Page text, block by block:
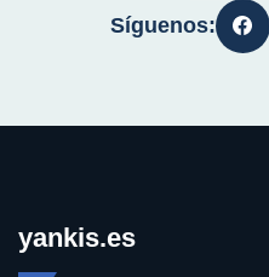
Síguenos:
yankis.es